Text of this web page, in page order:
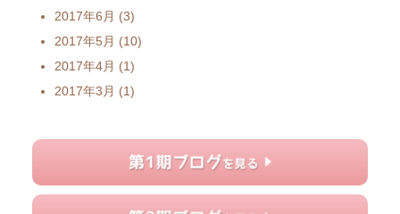
2017年6月 (3)
2017年5月 (10)
2017年4月 (1)
2017年3月 (1)